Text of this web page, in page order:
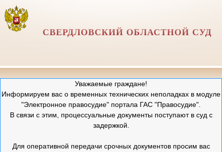
СВЕРДЛОВСКИЙ ОБЛАСТНОЙ СУД
Уважаемые граждане!
Информируем вас о временных технических неполадках в модуле
"Электронное правосудие" портала ГАС "Правосудие".
В связи с этим, процессуальные документы поступают в суд с
задержкой.
Для оперативной передачи срочных документов просим вас